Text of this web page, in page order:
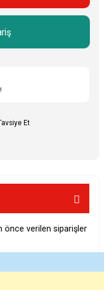
Et
önce verilen siparişler